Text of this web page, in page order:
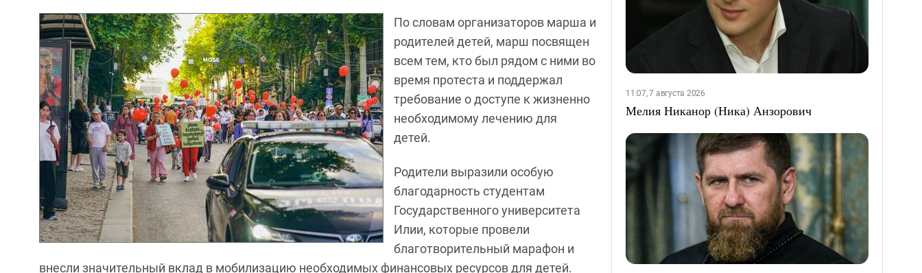
По словам организаторов марша и
родителей детей, марш посвящен
всем тем, кто был рядом с ними во
время протеста и поддержал
требование о доступе к жизненно
необходимому лечению для
детей.
Родители выразили особую
благодарность студентам
Государственного университета
Илии, которые провели
благотворительный марафон и
внесли значительный вклад в мобилизацию необходимых финансовых ресурсов для детей.
11:07, 7 августа 2026
Мелия Никанор (Ника) Анзорович